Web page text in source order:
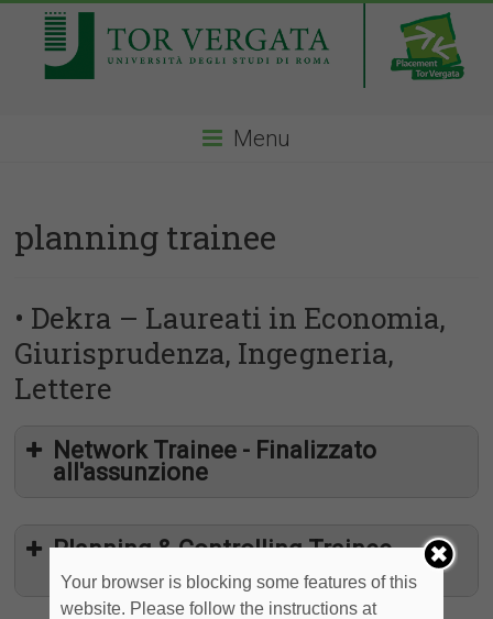
Menu
planning trainee
• Dekra – Laureati in Economia,
Giurisprudenza, Ingegneria,
Lettere
Network Trainee - Finalizzato
all'assunzione
Planning & Controlling Trainee -
Finalizzato all'assunzione
Your browser is blocking some features of this
website. Please follow the instructions at